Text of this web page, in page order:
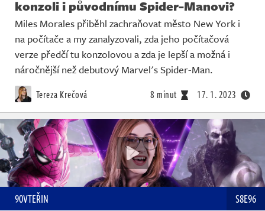
konzoli i původnímu Spider-Manovi?
Miles Morales přiběhl zachraňovat město New York i
na počítače a my zanalyzovali, zda jeho počítačová
verze předčí tu konzolovou a zda je lepší a možná i
náročnější než debutový Marvel's Spider-Man.
Tereza Krečová 8 minut 17. 1. 2023
90VTEŘIN S8E96